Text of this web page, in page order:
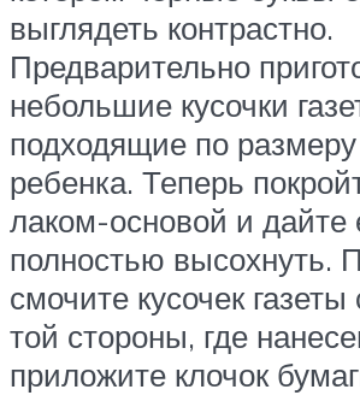
выглядеть контрастно.
Предварительно
небольшие кусочки
подходящие по размеру
ребенка. Теперь
лаком-основой и дайте
полностью высохнуть.
смочите кусочек
той стороны, где
приложите клочок